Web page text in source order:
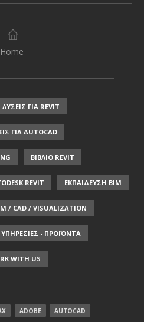
Home
ΛΥΣΕΙΣ ΓΙΑ REVIT
ΓΙΑ AUTOCAD
ΒΙΒΛΙΟ REVIT
REVIT ΕΚΠΑΙΔΕΥΣΗ ΒΙΜ
/ CAD / VISUALIZATION
ΥΠΗΡΕΣΙΕΣ - ΠΡΟΪΟΝΤΑ
WITH US
ADOBE AUTOCAD